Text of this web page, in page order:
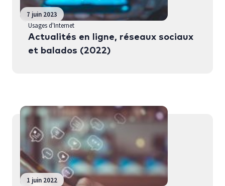
7 juin 2023
Usages d'Internet
Actualités en ligne, réseaux sociaux
et balados (2022)
1 juin 2022